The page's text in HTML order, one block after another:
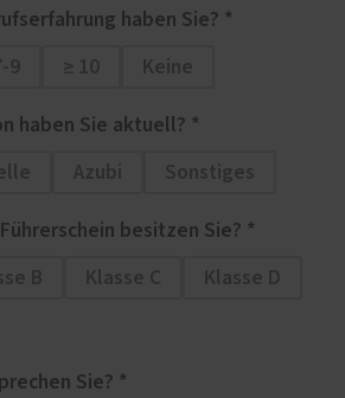
haben Sie? *
haben Sie aktuell? *
besitzen Sie? *
Sie? *